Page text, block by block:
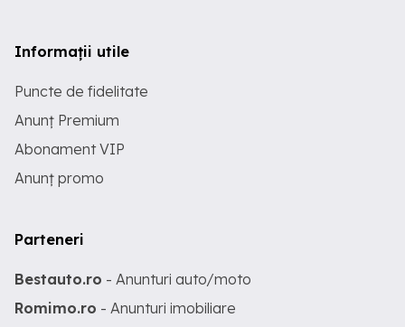
Informații utile
Puncte de fidelitate
Anunț Premium
Abonament VIP
Anunț promo
Parteneri
Bestauto.ro - Anunturi auto/moto
Romimo.ro - Anunturi imobiliare